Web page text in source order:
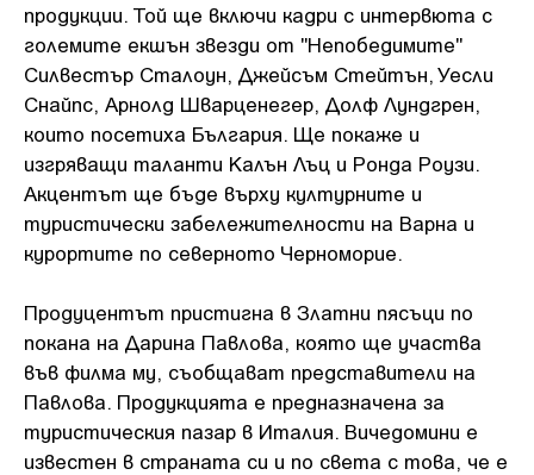
продукции. Той ще включи кадри с интервюта с
големите екшън звезди от "Непобедимите"
Силвестър Сталоун, Джейсъм Стейтън, Уесли
Снайпс, Арнолд Шварценегер, Долф Лундгрен,
които посетиха България. Ще покаже и
изгряващи таланти Калън Лъц и Ронда Роузи.
Акцентът ще бъде върху културните и
туристически забележителности на Варна и
курортите по северното Черноморие.
Продуцентът пристигна в Златни пясъци по
покана на Дарина Павлова, която ще участва
във филма му, съобщават представители на
Павлова. Продукцията е предназначена за
туристическия пазар в Италия. Вичедомини е
известен в страната си и по света с това, че е